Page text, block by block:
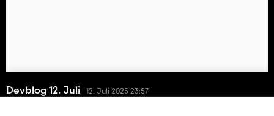
Devblog 12. Juli 12. Juli 2025 23:57